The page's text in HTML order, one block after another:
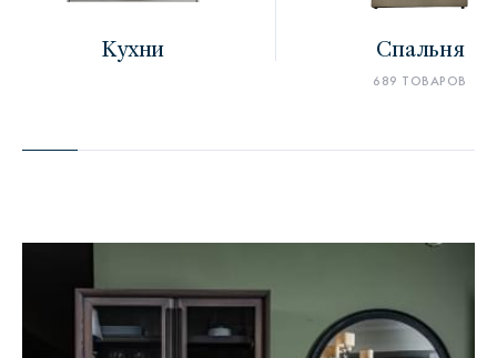
Кухни Спальня
689 ТОВАРОВ